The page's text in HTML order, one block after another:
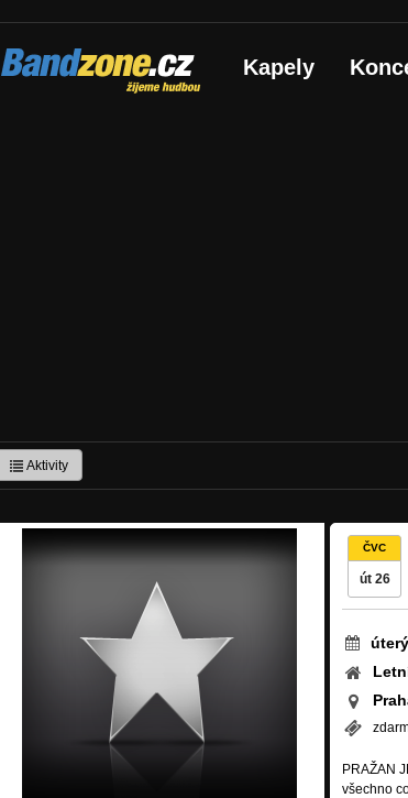
Bandzone.cz
žijeme hudbou Kapely
Aktivity
ČVC
út 26
PRAŽAN
všechno